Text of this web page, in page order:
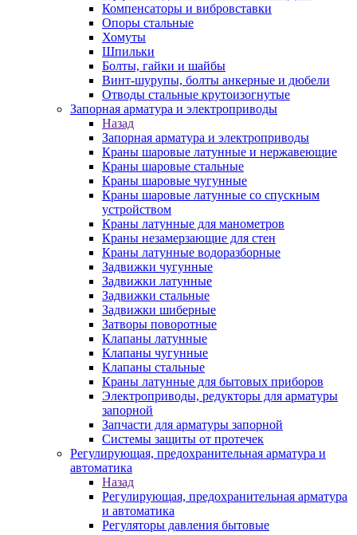
Компенсаторы и вибровставки
Опоры стальные
Хомуты
Шпильки
Болты, гайки и шайбы
Винт-шурупы, болты анкерные и дюбели
Отводы стальные крутоизогнутые
Запорная арматура и электроприводы
Назад
Запорная арматура и электроприводы
Краны шаровые латунные и нержавеющие
Краны шаровые стальные
Краны шаровые чугунные
Краны шаровые латунные со спускным
устройством
Краны латунные для манометров
Краны незамерзающие для стен
Краны латунные водоразборные
Задвижки чугунные
Задвижки латунные
Задвижки стальные
Задвижки шиберные
Затворы поворотные
Клапаны латунные
Клапаны чугунные
Клапаны стальные
Краны латунные для бытовых приборов
Электроприводы, редукторы для арматуры
запорной
Запчасти для арматуры запорной
Системы защиты от протечек
Регулирующая, предохранительная арматура и
автоматика
Назад
Регулирующая, предохранительная арматура
и автоматика
Регуляторы давления бытовые